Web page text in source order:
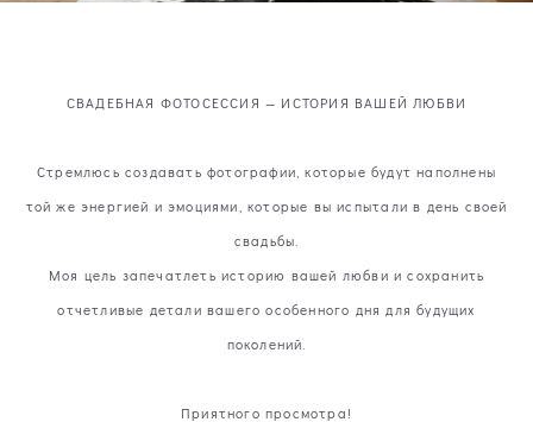
СВАДЕБНАЯ ФОТОСЕССИЯ — ИСТОРИЯ ВАШЕЙ ЛЮБВИ
Стремлюсь создавать фотографии, которые будут наполнены
той же энергией и эмоциями, которые вы испытали в день своей
свадьбы.
Моя цель запечатлеть историю вашей любви и сохранить
отчетливые детали вашего особенного дня для будущих
поколений.
Приятного просмотра!